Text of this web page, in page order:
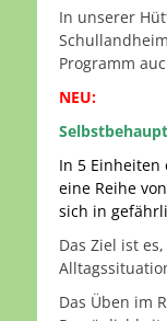
In unserer
Programm
NEU:
In 5
eine Reihe
sich in
Das Ziel ist
Das Üben im